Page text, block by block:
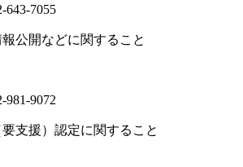
643-7055
公開などに関すること
981-9072
支援）認定に関すること